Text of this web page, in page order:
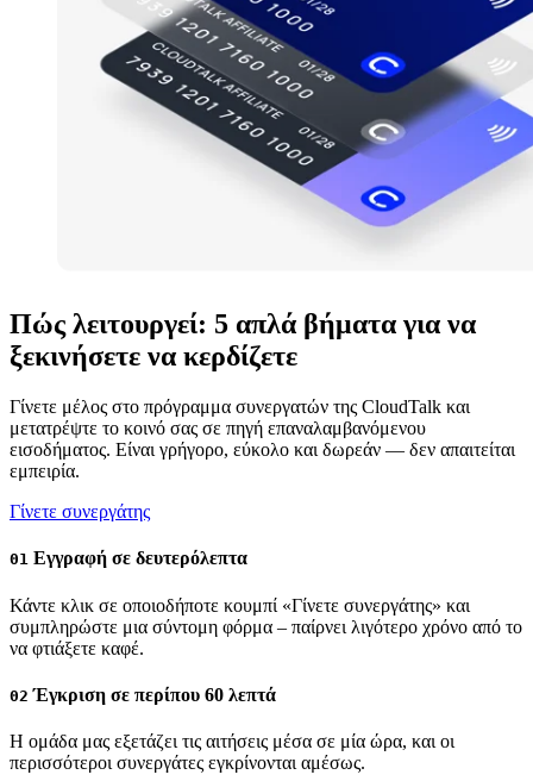
Πώς λειτουργεί: 5 απλά βήματα για να
ξεκινήσετε να κερδίζετε
Γίνετε μέλος στο πρόγραμμα συνεργατών της CloudTalk και
μετατρέψτε το κοινό σας σε πηγή επαναλαμβανόμενου
εισοδήματος. Είναι γρήγορο, εύκολο και δωρεάν — δεν απαιτείται
εμπειρία.
Γίνετε συνεργάτης
01 Εγγραφή σε δευτερόλεπτα
Κάντε κλικ σε οποιοδήποτε κουμπί «Γίνετε συνεργάτης» και
συμπληρώστε μια σύντομη φόρμα – παίρνει λιγότερο χρόνο από το
να φτιάξετε καφέ.
02 Έγκριση σε περίπου 60 λεπτά
Η ομάδα μας εξετάζει τις αιτήσεις μέσα σε μία ώρα, και οι
περισσότεροι συνεργάτες εγκρίνονται αμέσως.